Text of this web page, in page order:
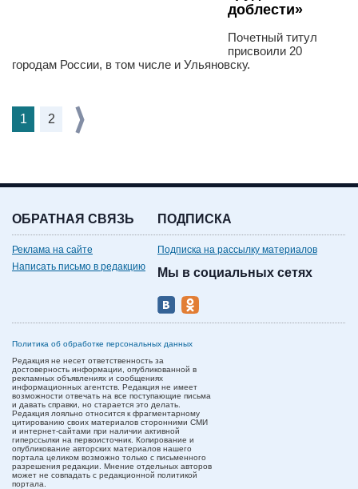
доблести»
Почетный титул
присвоили 20
городам России, в том числе и Ульяновску.
1 2
ОБРАТНАЯ СВЯЗЬ
Реклама на сайте
Написать письмо в редакцию
ПОДПИСКА
Подписка на рассылку материалов
Мы в социальных сетях
Политика об обработке персональных данных
Редакция не несет ответственность за
достоверность информации, опубликованной в
рекламных объявлениях и сообщениях
информационных агентств. Редакция не имеет
возможности отвечать на все поступающие письма
и давать справки, но старается это делать.
Редакция лояльно относится к фрагментарному
цитированию своих материалов сторонними СМИ
и интернет-сайтами при наличии активной
гиперссылки на первоисточник. Копирование и
опубликование авторских материалов нашего
портала целиком возможно только с письменного
разрешения редакции. Мнение отдельных авторов
может не совпадать с редакционной политикой
портала.